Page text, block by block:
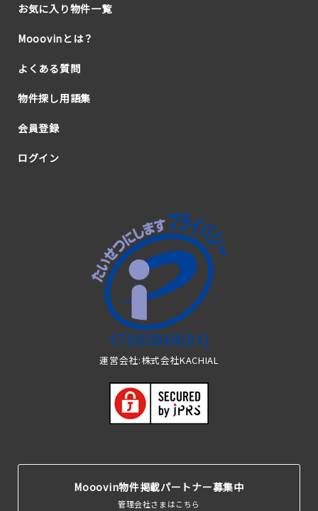
お気に入り物件一覧
Mooovinとは？
よくある質問
物件探し用語集
会員登録
ログイン
運営会社:株式会社KACHIAL
Mooovin物件掲載パートナー募集中
管理会社さまはこちら